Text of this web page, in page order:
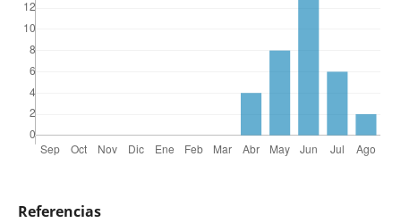
Referencias